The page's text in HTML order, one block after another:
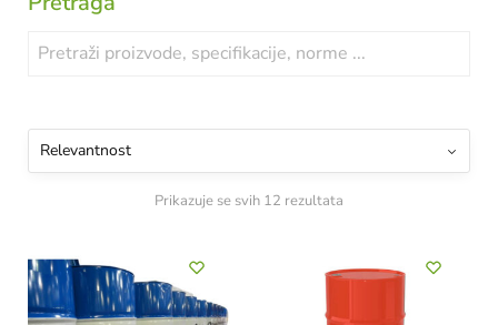
Prikazuje se svih 12 rezultata